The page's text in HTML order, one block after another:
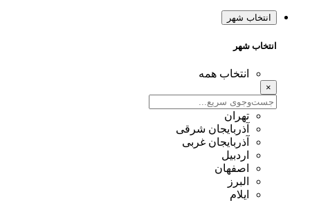
انتخاب شهر
انتخاب شهر
انتخاب همه
×
تهران
آذربایجان شرقی
آذربایجان غربی
اردبیل
اصفهان
البرز
ایلام